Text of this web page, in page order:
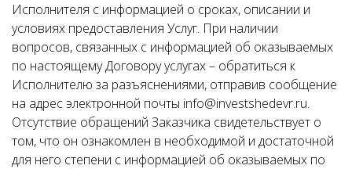
Исполнителя с информацией о сроках, описании и
условиях предоставления Услуг. При наличии
вопросов, связанных с информацией об оказываемых
по настоящему Договору услугах – обратиться к
Исполнителю за разъяснениями, отправив сообщение
на адрес электронной почты info@investshedevr.ru.
Отсутствие обращений Заказчика свидетельствует о
том, что он ознакомлен в необходимой и достаточной
для него степени с информацией об оказываемых по